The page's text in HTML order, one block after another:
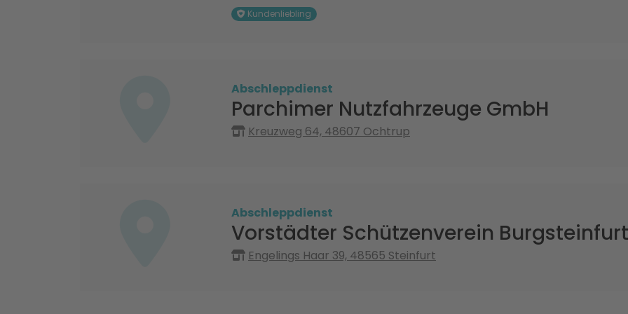
Kundenliebling
Abschleppdienst
Parchimer Nutzfahrzeuge GmbH
Kreuzweg 64, 48607 Ochtrup
Abschleppdienst
Vorstädter Schützenverein Burgsteinfurt
Engelings Haar 39, 48565 Steinfurt